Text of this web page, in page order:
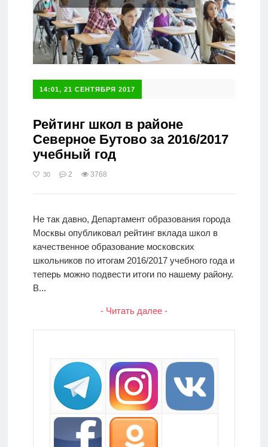
14:01, 21 СЕНТЯБРЯ 2017
Рейтинг школ в районе
Северное Бутово за 2016/2017
учебный год
30 2 3768
Не так давно, Департамент образования города
Москвы опубликовал рейтинг вклада школ в
качественное образование московских
школьников по итогам 2016/2017 учебного года и
теперь можно подвести итоги по нашему району.
В...
- Читать далее -